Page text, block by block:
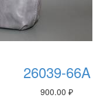
26039-66A
900.00 ₽